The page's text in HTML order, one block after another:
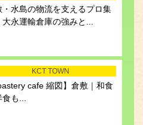
・水島の物流を支えるプロ集
大永運輸倉庫の強みと...
KCT TOWN
cafe 縮図】倉敷｜和食
も...